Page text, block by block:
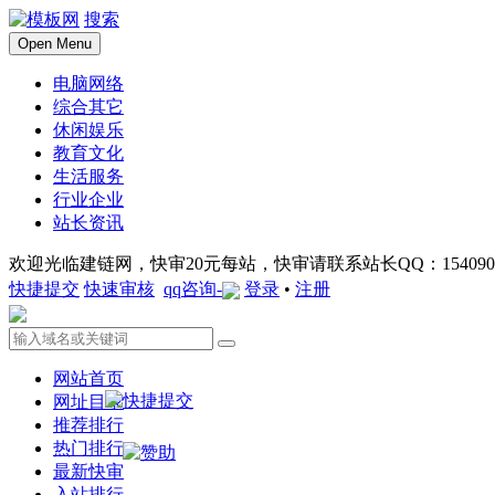
搜索
Open Menu
电脑网络
综合其它
休闲娱乐
教育文化
生活服务
行业企业
站长资讯
欢迎光临建链网，快审20元每站，快审请联系站长QQ：
快捷提交 快速审核 qq咨询- 登录 • 注册
网站首页
网址目录
推荐排行
热门排行
最新快审